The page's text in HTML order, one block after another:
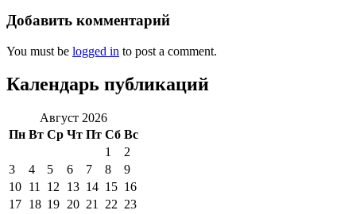
Добавить комментарий
You must be logged in to post a comment.
Календарь публикаций
Август 2026
Пн Вт Ср Чт Пт Сб Вс
1
2
3
4 5 6 7 8
9
10 11 12 13 14 15 16
17 18 19 20 21 22 23